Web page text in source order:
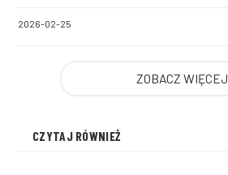
2026-02-25
ZOBACZ WIĘCEJ
CZYTAJ RÓWNIEŻ